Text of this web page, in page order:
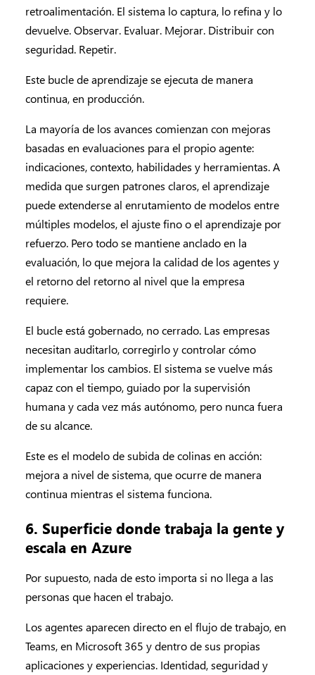
retroalimentación. El sistema lo captura, lo refina y lo
devuelve. Observar. Evaluar. Mejorar. Distribuir con
seguridad. Repetir.
Este bucle de aprendizaje se ejecuta de manera
continua, en producción.
La mayoría de los avances comienzan con mejoras
basadas en evaluaciones para el propio agente:
indicaciones, contexto, habilidades y herramientas. A
medida que surgen patrones claros, el aprendizaje
puede extenderse al enrutamiento de modelos entre
múltiples modelos, el ajuste fino o el aprendizaje por
refuerzo. Pero todo se mantiene anclado en la
evaluación, lo que mejora la calidad de los agentes y
el retorno del retorno al nivel que la empresa
requiere.
El bucle está gobernado, no cerrado. Las empresas
necesitan auditarlo, corregirlo y controlar cómo
implementar los cambios. El sistema se vuelve más
capaz con el tiempo, guiado por la supervisión
humana y cada vez más autónomo, pero nunca fuera
de su alcance.
Este es el modelo de subida de colinas en acción:
mejora a nivel de sistema, que ocurre de manera
continua mientras el sistema funciona.
6. Superficie donde trabaja la gente y
escala en Azure
Por supuesto, nada de esto importa si no llega a las
personas que hacen el trabajo.
Los agentes aparecen directo en el flujo de trabajo, en
Teams, en Microsoft 365 y dentro de sus propias
aplicaciones y experiencias. Identidad, seguridad y